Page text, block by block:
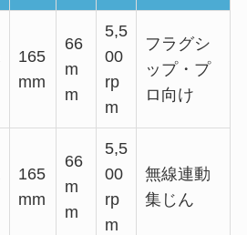
165
mm
66
m
m
5,5
00
rp
m
フラグシ
ップ・プ
ロ向け
165
mm
66
m
m
5,5
00
rp
m
無線連動
集じん